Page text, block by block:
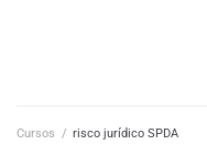
Cursos / risco jurídico SPDA